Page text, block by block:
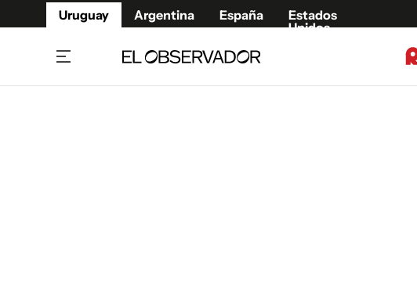
Uruguay Argentina España
Estados
Unidos